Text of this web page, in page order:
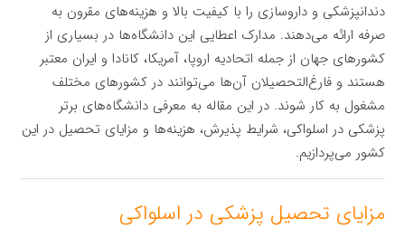
دندانپزشکی و داروسازی را با کیفیت بالا و هزینه‌های مقرون به
صرفه ارائه می‌دهند. مدارک اعطایی این دانشگاه‌ها در بسیاری از
کشورهای جهان از جمله اتحادیه اروپا، آمریکا، کانادا و ایران معتبر
هستند و فارغ‌التحصیلان آن‌ها می‌توانند در کشورهای مختلف
مشغول به کار شوند. در این مقاله به معرفی دانشگاه‌های برتر
پزشکی در اسلواکی، شرایط پذیرش، هزینه‌ها و مزایای تحصیل در این
کشور می‌پردازیم.
مزایای تحصیل پزشکی در اسلواکی